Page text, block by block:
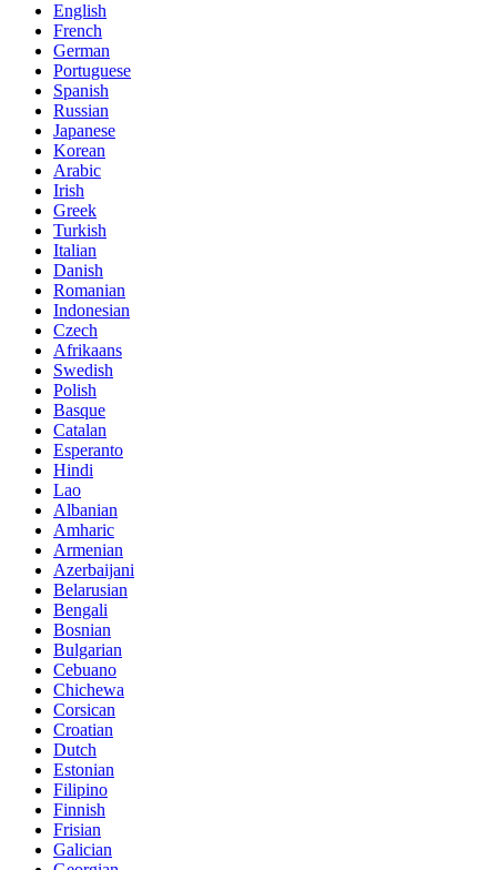
English
French
German
Portuguese
Spanish
Russian
Japanese
Korean
Arabic
Irish
Greek
Turkish
Italian
Danish
Romanian
Indonesian
Czech
Afrikaans
Swedish
Polish
Basque
Catalan
Esperanto
Hindi
Lao
Albanian
Amharic
Armenian
Azerbaijani
Belarusian
Bengali
Bosnian
Bulgarian
Cebuano
Chichewa
Corsican
Croatian
Dutch
Estonian
Filipino
Finnish
Frisian
Galician